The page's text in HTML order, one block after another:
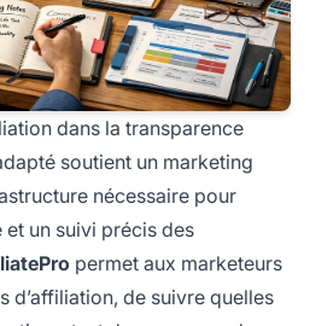
dans la transparence
soutient un marketing
nécessaire pour
un suivi précis des
permet aux marketeurs
d’affiliation, de suivre quelles